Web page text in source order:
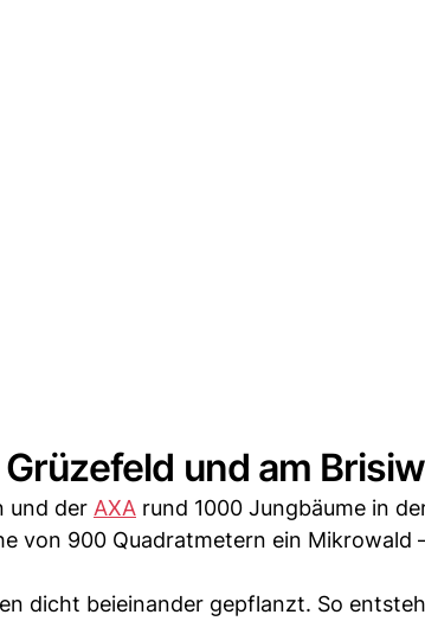
und am
und der AXA rund 1000 Jungbäume in
von 900 Quadratmetern ein Mikrowald
dicht beieinander gepflanzt. So